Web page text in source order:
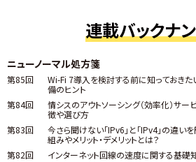
連載バックナ
ニューノーマル処方箋
第85回
Wi-Fi 7導入を検討する前に知っておきた
備のヒント
第84回
情シスのアウトソーシング（効率化）サー
徴や選び方
第83回
今さら聞けない「IPv6」と「IPv4」の違い
組みやメリット・デメリットとは？
第82回 インターネット回線の速度に関する基礎